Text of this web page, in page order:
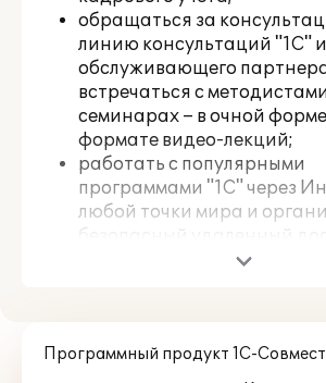
обращаться за
линию консультаций "1С" и
обслуживающего
встречаться с
семинарах – в очной
формате видео-лекций;
работать с популярными
программами "1С" через
любой точки мира и
Интернет к программам
регламентированную
Программный продукт 1С-